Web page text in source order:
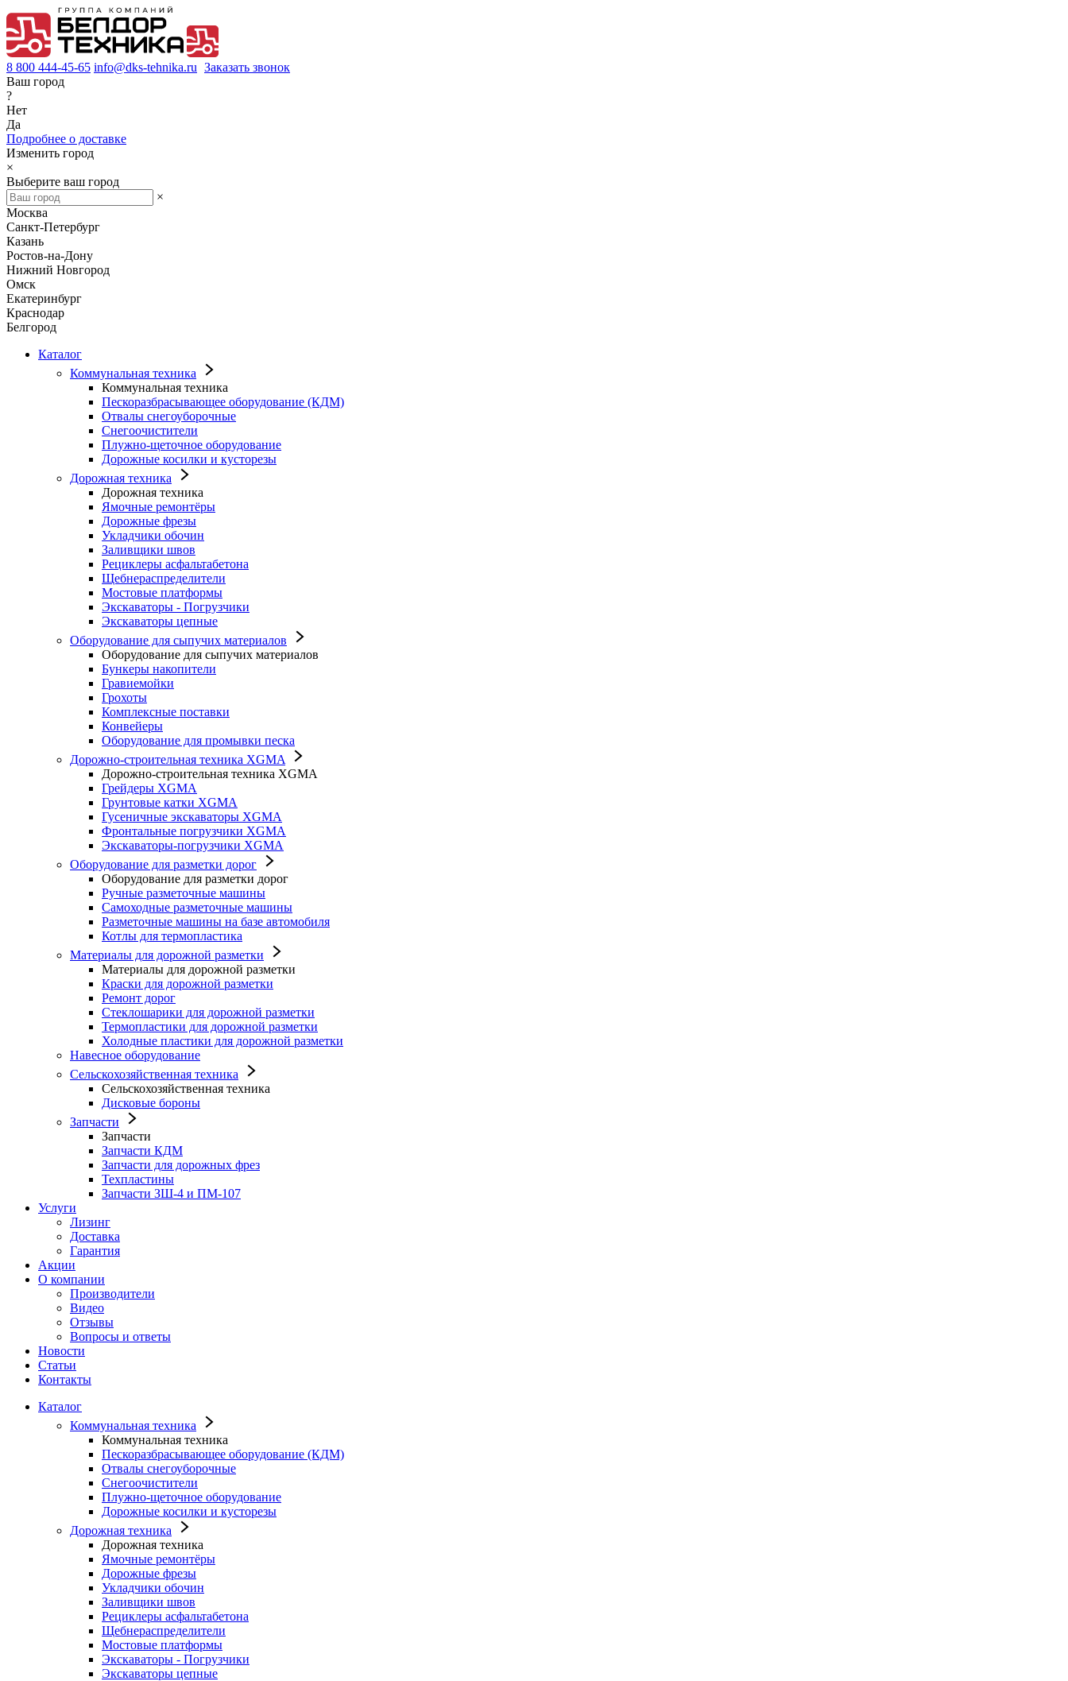
8 800 444-45-65 info@dks-tehnika.ru Заказать звонок
Ваш город
?
Нет
Да
Подробнее о доставке
Изменить город
×
Выберите ваш город
×
Москва
Санкт-Петербург
Казань
Ростов-на-Дону
Нижний Новгород
Омск
Екатеринбург
Краснодар
Белгород
Каталог
Коммунальная техника
Коммунальная техника
Пескоразбрасывающее оборудование (КДМ)
Отвалы снегоуборочные
Снегоочистители
Плужно-щеточное оборудование
Дорожные косилки и кусторезы
Дорожная техника
Дорожная техника
Ямочные ремонтёры
Дорожные фрезы
Укладчики обочин
Заливщики швов
Рециклеры асфальтабетона
Щебнераспределители
Мостовые платформы
Экскаваторы - Погрузчики
Экскаваторы цепные
Оборудование для сыпучих материалов
Оборудование для сыпучих материалов
Бункеры накопители
Гравиемойки
Грохоты
Комплексные поставки
Конвейеры
Оборудование для промывки песка
Дорожно-строительная техника XGMA
Дорожно-строительная техника XGMA
Грейдеры XGMA
Грунтовые катки XGMA
Гусеничные экскаваторы XGMA
Фронтальные погрузчики XGMA
Экскаваторы-погрузчики XGMA
Оборудование для разметки дорог
Оборудование для разметки дорог
Ручные разметочные машины
Самоходные разметочные машины
Разметочные машины на базе автомобиля
Котлы для термопластика
Материалы для дорожной разметки
Материалы для дорожной разметки
Краски для дорожной разметки
Ремонт дорог
Стеклошарики для дорожной разметки
Термопластики для дорожной разметки
Холодные пластики для дорожной разметки
Навесное оборудование
Сельскохозяйственная техника
Сельскохозяйственная техника
Дисковые бороны
Запчасти
Запчасти
Запчасти КДМ
Запчасти для дорожных фрез
Техпластины
Запчасти ЗШ-4 и ПМ-107
Услуги
Лизинг
Доставка
Гарантия
Акции
О компании
Производители
Видео
Отзывы
Вопросы и ответы
Новости
Статьи
Контакты
Каталог
Коммунальная техника
Коммунальная техника
Пескоразбрасывающее оборудование (КДМ)
Отвалы снегоуборочные
Снегоочистители
Плужно-щеточное оборудование
Дорожные косилки и кусторезы
Дорожная техника
Дорожная техника
Ямочные ремонтёры
Дорожные фрезы
Укладчики обочин
Заливщики швов
Рециклеры асфальтабетона
Щебнераспределители
Мостовые платформы
Экскаваторы - Погрузчики
Экскаваторы цепные